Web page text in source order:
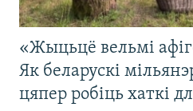
«Жыцьцё вельмі
Як беларускі
цяпер робіць хаткі